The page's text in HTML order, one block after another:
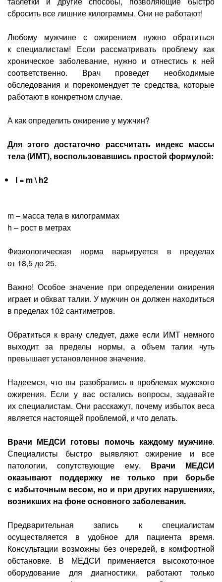
сбросить все лишние килограммы. Они не работают!
Любому мужчине с ожирением нужно обратиться
к специалистам! Если рассматривать проблему как
хроническое заболевание, нужно и отнестись к ней
соответственно. Врач проведет необходимые
обследования и порекомендует те средства, которые
работают в конкретном случае.
А как определить ожирение у мужчин?
Для этого достаточно рассчитать индекс массы
тела (ИМТ), воспользовавшись простой формулой:
I = m \ h2
m – масса тела в килограммах
h – рост в метрах
Физиологическая норма варьируется в пределах
от 18,5 до 25.
Важно! Особое значение при определении ожирения
играет и обхват талии. У мужчин он должен находиться
в пределах 102 сантиметров.
Обратиться к врачу следует, даже если ИМТ немного
выходит за пределы нормы, а объем талии чуть
превышает установленное значение.
Надеемся, что вы разобрались в проблемах мужского
ожирения. Если у вас остались вопросы, задавайте
их специалистам. Они расскажут, почему избыток веса
является настоящей проблемой, и что делать.
Врачи МЕДСИ готовы помочь каждому мужчине.
Специалисты быстро выявляют ожирение и все
патологии, сопутствующие ему. Врачи МЕДСИ
оказывают поддержку не только при борьбе
с избыточным весом, но и при других нарушениях,
возникших на фоне основного заболевания.
Предварительная запись к специалистам
осуществляется в удобное для пациента время.
Консультации возможны без очередей, в комфортной
обстановке. В МЕДСИ применяется высокоточное
оборудование для диагностики, работают только